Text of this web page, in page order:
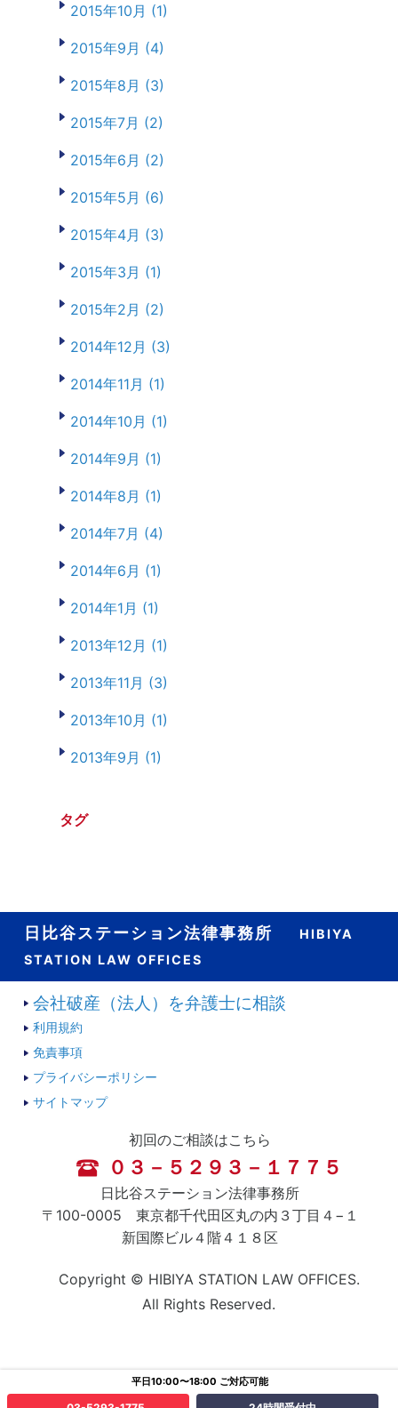
2015年10月 (1)
2015年9月 (4)
2015年8月 (3)
2015年7月 (2)
2015年6月 (2)
2015年5月 (6)
2015年4月 (3)
2015年3月 (1)
2015年2月 (2)
2014年12月 (3)
2014年11月 (1)
2014年10月 (1)
2014年9月 (1)
2014年8月 (1)
2014年7月 (4)
2014年6月 (1)
2014年1月 (1)
2013年12月 (1)
2013年11月 (3)
2013年10月 (1)
2013年9月 (1)
タグ
日比谷ステーション法律事務所
HIBIYA
STATION LAW OFFICES
会社破産（法人）を弁護士に相談
利用規約
免責事項
プライバシーポリシー
サイトマップ
初回のご相談はこちら
０３－５２９３－１７７５
日比谷ステーション法律事務所
〒100-0005 東京都千代田区丸の内３丁目４−１
新国際ビル４階４１８区
Copyright © HIBIYA STATION LAW OFFICES.
All Rights Reserved.
平日10:00〜18:00 ご対応可能